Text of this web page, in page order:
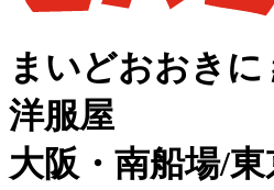
まいどおおきに
洋服屋
大阪・南船場/